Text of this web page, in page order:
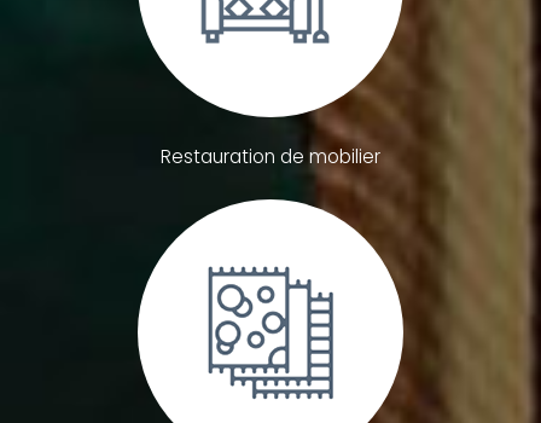
Restauration de mobilier